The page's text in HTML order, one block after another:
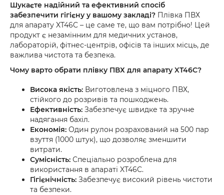
Шукаєте надійний та ефективний спосіб
забезпечити гігієну у вашому закладі? Плівка ПВХ
для апарату XT46C – це саме те, що вам потрібно! Цей
продукт є незамінним для медичних установ,
лабораторій, фітнес-центрів, офісів та інших місць, де
важлива чистота та безпека.
Чому варто обрати плівку ПВХ для апарату XT46C?
Висока якість: Виготовлена з міцного ПВХ,
стійкого до розривів та пошкоджень.
Ефективність: Забезпечує швидке та зручне
надягання бахіл.
Економія: Один рулон розрахований на 500 пар
взуття (1000 штук), що дозволяє зменшити
витрати.
Сумісність: Спеціально розроблена для
використання в апараті XT46C.
Гігієнічність: Забезпечує високий рівень чистоти
та безпеки.